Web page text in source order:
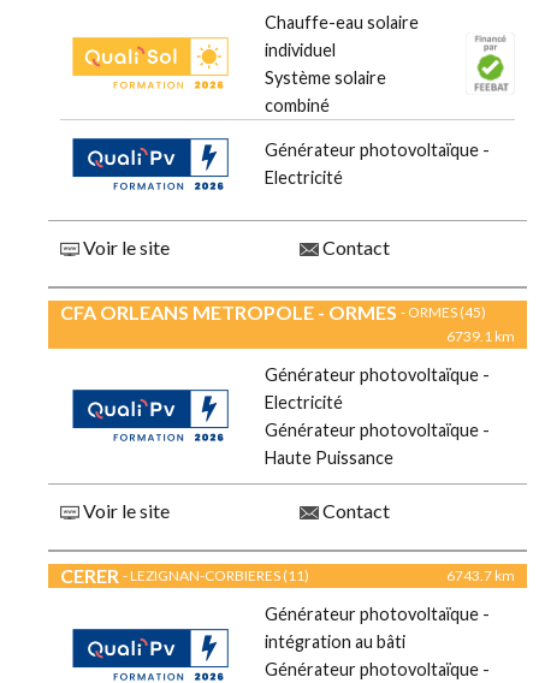
Chauffe-eau solaire
individuel
Système solaire
combiné
Générateur photovoltaïque -
Electricité
Voir le site Contact
CFA ORLEANS METROPOLE - ORMES - ORMES (45)
6739.1 km
Générateur photovoltaïque -
Electricité
Générateur photovoltaïque -
Haute Puissance
Voir le site Contact
CERER - LEZIGNAN-CORBIERES (11) 6743.7 km
Générateur photovoltaïque -
intégration au bâti
Générateur photovoltaïque -